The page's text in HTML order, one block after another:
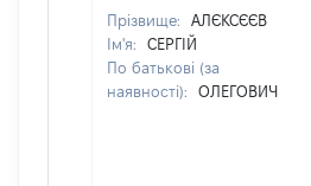
Прізвище:
АЛЄКСЄЄВ
Ім'я:
СЕРГІЙ
По батькові (за
наявності):
ОЛЕГОВИЧ